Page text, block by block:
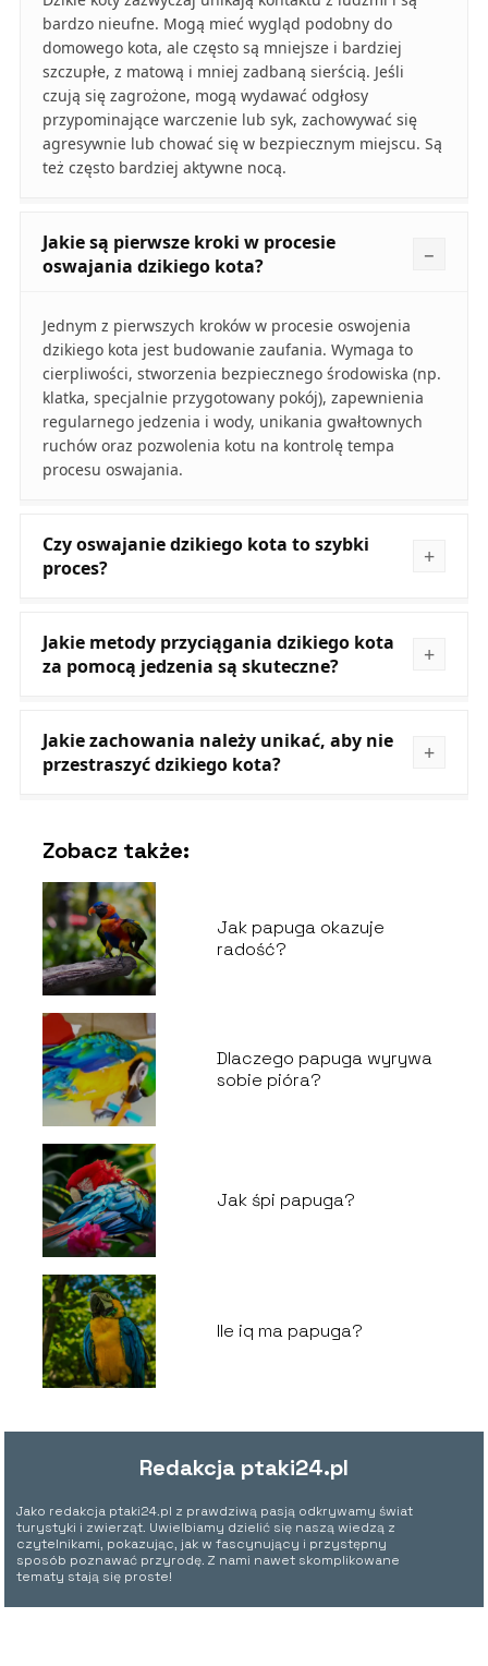
bardzo nieufne. Mogą mieć wygląd podobny do
domowego kota, ale często są mniejsze i bardziej
szczupłe, z matową i mniej zadbaną sierścią. Jeśli
czują się zagrożone, mogą wydawać odgłosy
przypominające warczenie lub syk, zachowywać się
agresywnie lub chować się w bezpiecznym miejscu. Są
też często bardziej aktywne nocą.
Jakie są pierwsze kroki w procesie
oswajania dzikiego kota?
Jednym z pierwszych kroków w procesie oswojenia
dzikiego kota jest budowanie zaufania. Wymaga to
cierpliwości, stworzenia bezpiecznego środowiska (np.
klatka, specjalnie przygotowany pokój), zapewnienia
regularnego jedzenia i wody, unikania gwałtownych
ruchów oraz pozwolenia kotu na kontrolę tempa
procesu oswajania.
Czy oswajanie dzikiego kota to szybki
proces?
Jakie metody przyciągania dzikiego kota
za pomocą jedzenia są skuteczne?
Jakie zachowania należy unikać, aby nie
przestraszyć dzikiego kota?
Zobacz także:
Jak papuga okazuje
radość?
Dlaczego papuga wyrywa
sobie pióra?
Jak śpi papuga?
Ile iq ma papuga?
Redakcja ptaki24.pl
Jako redakcja ptaki24.pl z prawdziwą pasją odkrywamy świat
turystyki i zwierząt. Uwielbiamy dzielić się naszą wiedzą z
czytelnikami, pokazując, jak w fascynujący i przystępny
sposób poznawać przyrodę. Z nami nawet skomplikowane
tematy stają się proste!